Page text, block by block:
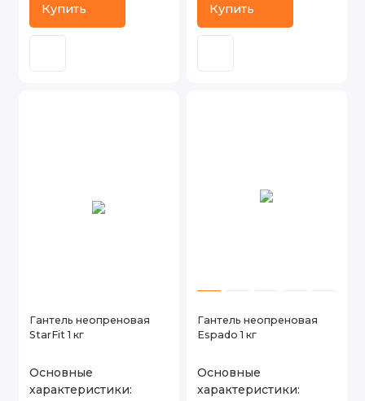
Купить Купить
Гантель неопреновая
StarFit 1 кг
Основные
характеристики:
Гантель неопреновая
Espado 1 кг
Основные
характеристики: